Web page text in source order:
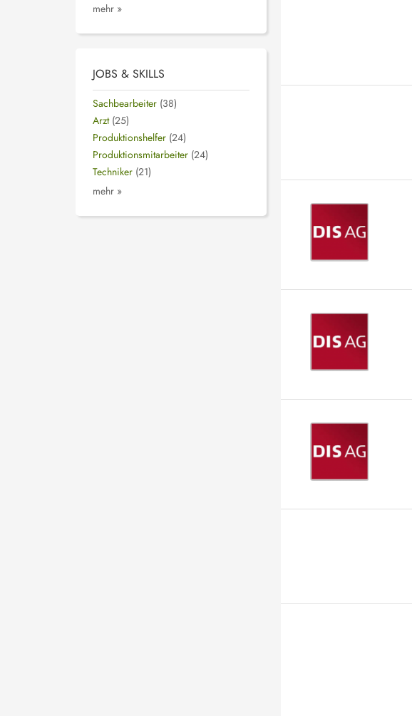
mehr »
JOBS & SKILLS
Sachbearbeiter (38)
Arzt (25)
Produktionshelfer (24)
Produktionsmitarbeiter (24)
Techniker (21)
mehr »